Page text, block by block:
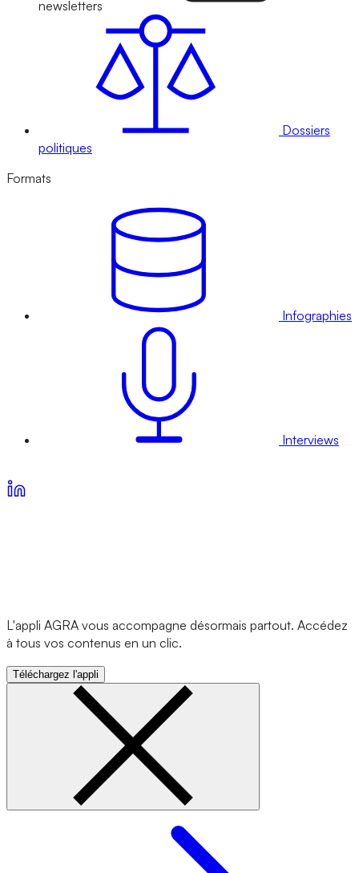
newsletters
Dossiers
politiques
Formats
Infographies
Interviews
L'appli AGRA vous accompagne désormais partout. Accédez
à tous vos contenus en un clic.
Téléchargez l'appli